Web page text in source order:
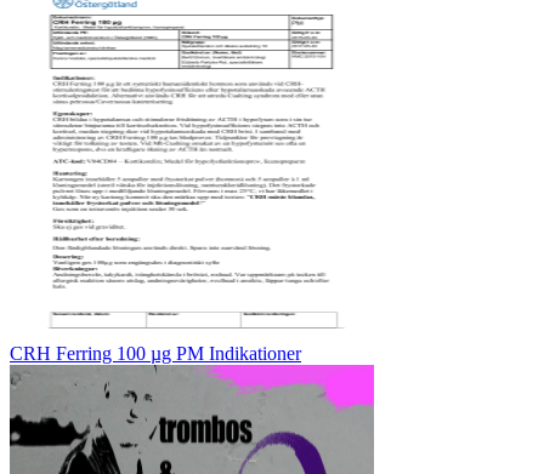
CRH Ferring 100 µg PM Indikationer